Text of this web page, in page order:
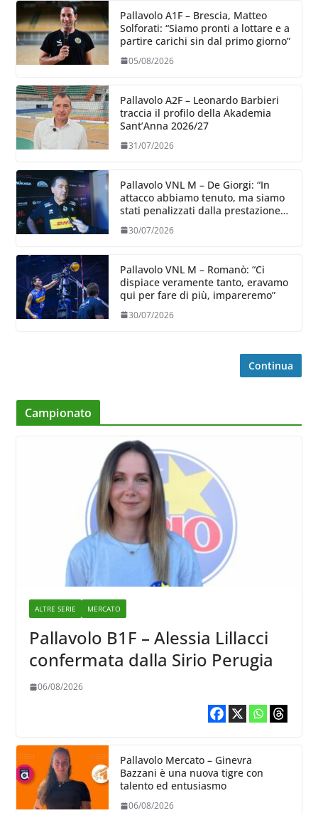
Pallavolo A1F – Brescia, Matteo
Solforati: “Siamo pronti a lottare e a
partire carichi sin dal primo giorno”
05/08/2026
Pallavolo A2F – Leonardo Barbieri
traccia il profilo della Akademia
Sant’Anna 2026/27
31/07/2026
Pallavolo VNL M – De Giorgi: “In
attacco abbiamo tenuto, ma siamo
stati penalizzati dalla prestazione
30/07/2026
Pallavolo VNL M – Romanò: “Ci
dispiace veramente tanto, eravamo
qui per fare di più, impareremo”
30/07/2026
Continua
Campionato
ALTRE SERIE MERCATO
Pallavolo B1F – Alessia Lillacci
confermata dalla Sirio Perugia
06/08/2026
Pallavolo Mercato – Ginevra
Bazzani è una nuova tigre con
talento ed entusiasmo
06/08/2026